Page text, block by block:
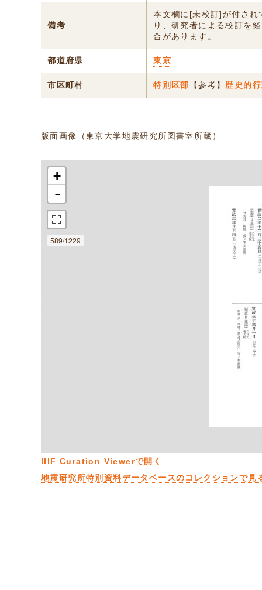
備考
本文欄に[未校訂]が付され
り、研究者による校訂を
合があります。
都道府県 東京
市区町村 特別区部 【参考】 歴史的
版面画像（東京大学地震研究所図書室所蔵）
+
-
589/1229
IIIF Curation Viewerで開く
地震研究所特別資料データベースのコレクションで見